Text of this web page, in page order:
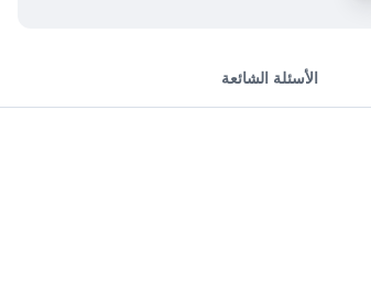
الأسئلة الشائعة